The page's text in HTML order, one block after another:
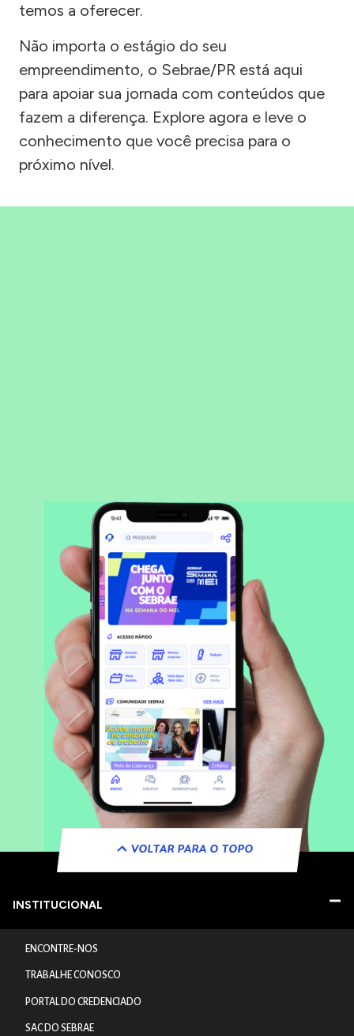
temos a oferecer.
Não importa o estágio do seu
empreendimento, o Sebrae/PR está aqui
para apoiar sua jornada com conteúdos que
fazem a diferença. Explore agora e leve o
conhecimento que você precisa para o
próximo nível.
VOLTAR PARA O TOPO
INSTITUCIONAL
ENCONTRE-NOS
TRABALHE CONOSCO
PORTAL DO CREDENCIADO
SAC DO SEBRAE